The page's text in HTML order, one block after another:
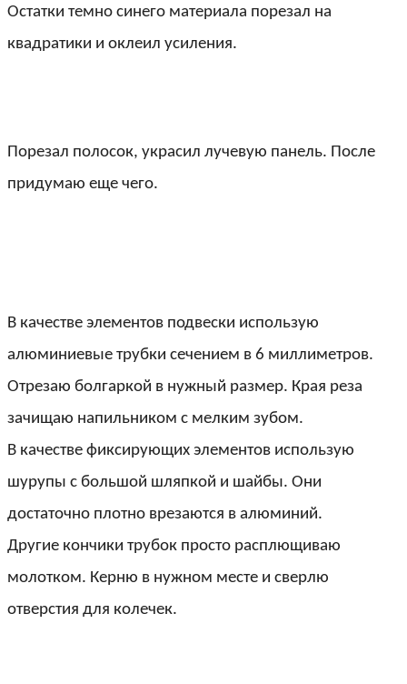
Остатки темно синего материала порезал на
квадратики и оклеил усиления.
Порезал полосок, украсил лучевую панель. После
придумаю еще чего.
В качестве элементов подвески использую
алюминиевые трубки сечением в 6 миллиметров.
Отрезаю болгаркой в нужный размер. Края реза
зачищаю напильником с мелким зубом.
В качестве фиксирующих элементов использую
шурупы с большой шляпкой и шайбы. Они
достаточно плотно врезаются в алюминий.
Другие кончики трубок просто расплющиваю
молотком. Керню в нужном месте и сверлю
отверстия для колечек.